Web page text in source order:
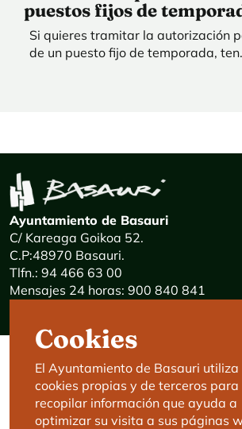
puestos fijos de
Si quieres tramitar la autorización
de un puesto fijo de temporada,
Cookies
El Ayuntamiento de Basauri utiliza
cookies propias y de terceros para
recopilar información que ayuda a
optimizar su visita a sus páginas
Ayuntamiento de Basauri
C/ Kareaga Goikoa 52.
C.P:48970 Basauri.
Tlfn.: 94 466 63 00
Mensajes 24 horas: 900 840 841
CONTACTO
Basauri le atiende
Cita previa
LEGAL
Aviso
Política